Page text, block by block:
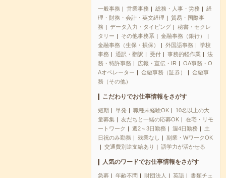
一般事務 営業事務 総務・人事・労務
経
理・財務・会計・英文経理
貿易・国際事
務
データ入力・タイピング
秘書・セクレ
タリー
その他事務系
金融事務（銀行）
金融事務（生保・損保）
外国語事務
学校
事務
通訳・翻訳 受付 事務的軽作業
法
務・特許事務
広報・宣伝・IR
OA事務・O
Aオペレーター
金融事務（証券）
金融事
務（その他）
こだわりでお仕事情報をさがす
短期 単発 職種未経験OK
10名以上の大
量募集
友だちと一緒の応募OK
在宅・リモ
ートワーク
週2～3日勤務 週4日勤務
土
日祝のみ勤務
残業なし
副業・WワークOK
交通費別途支給あり
語学力が活かせる
人気のワードでお仕事情報をさがす
急募 年齢不問 財団法人 英語
書類チェ